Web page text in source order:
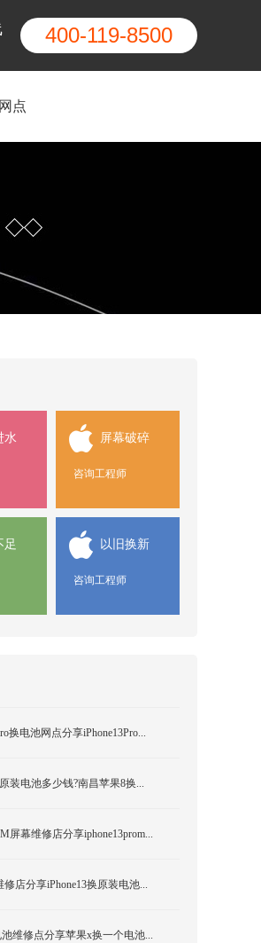
400-119-8500
点
水 屏幕破碎
咨询工程师
足 以旧换新
咨询工程师
换电池网点分享iPhone13Pro...
装电池多少钱?南昌苹果8换...
屏幕维修店分享iphone13prom...
修店分享iPhone13换原装电池...
维修点分享苹果x换一个电池...